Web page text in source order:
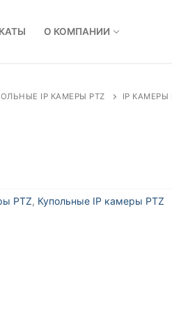
О КОМПАНИИ
IP КАМЕРЫ PTZ
IP КАМЕРЫ
PTZ, Купольные IP камеры PTZ